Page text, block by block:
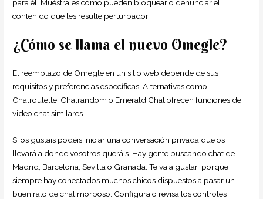
para él. Muéstrales cómo pueden bloquear o denunciar el
contenido que les resulte perturbador.
¿Cómo se llama el nuevo Omegle?
El reemplazo de Omegle en un sitio web depende de sus
requisitos y preferencias específicas. Alternativas como
Chatroulette, Chatrandom o Emerald Chat ofrecen funciones de
video chat similares.
Si os gustais podéis iniciar una conversación privada que os
llevará a donde vosotros queráis. Hay gente buscando chat de
Madrid, Barcelona, Sevilla o Granada. Te va a gustar porque
siempre hay conectados muchos chicos dispuestos a pasar un
buen rato de chat morboso. Configura o revisa los controles